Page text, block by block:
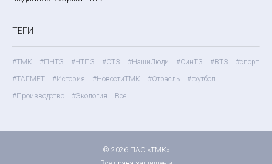
ТЕГИ
#ТМК #ПНТЗ #ЧТПЗ #СТЗ #НашиЛюди #СинТЗ #ВТЗ
#спорт
#ТАГМЕТ
#История #НовостиТМК #Отрасль
#футбол
#Производство
#Экология Все
© 2026 ПАО «ТМК»